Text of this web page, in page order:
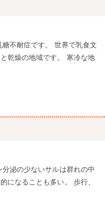
不耐症です。 世界で乳食文
乾燥の地域です。 寒冷な地
泌の少ないサルは群れの中
になることも多い。 歩行、